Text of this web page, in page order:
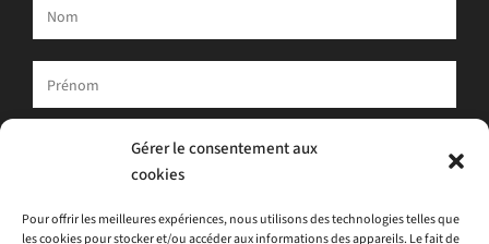
Gérer le consentement aux
cookies
Pour offrir les meilleures expériences, nous utilisons des technologies telles que
les cookies pour stocker et/ou accéder aux informations des appareils. Le fait de
Votre adresse e-mail est uniquement utilisée pour vous envoyer
notre newsletter et des informations sur les activités d'ATLAS.
la newsletter.